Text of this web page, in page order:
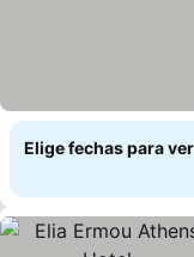
Elige fechas para